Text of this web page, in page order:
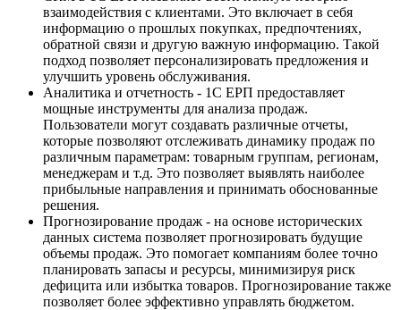
взаимодействия с клиентами. Это включает в себя
информацию о прошлых покупках, предпочтениях,
обратной связи и другую важную информацию. Такой
подход позволяет персонализировать предложения и
улучшить уровень обслуживания.
Аналитика и отчетность - 1С ЕРП предоставляет
мощные инструменты для анализа продаж.
Пользователи могут создавать различные отчеты,
которые позволяют отслеживать динамику продаж по
различным параметрам: товарным группам, регионам,
менеджерам и т.д. Это позволяет выявлять наиболее
прибыльные направления и принимать обоснованные
решения.
Прогнозирование продаж - на основе исторических
данных система позволяет прогнозировать будущие
объемы продаж. Это помогает компаниям более точно
планировать запасы и ресурсы, минимизируя риск
дефицита или избытка товаров. Прогнозирование также
позволяет более эффективно управлять бюджетом.